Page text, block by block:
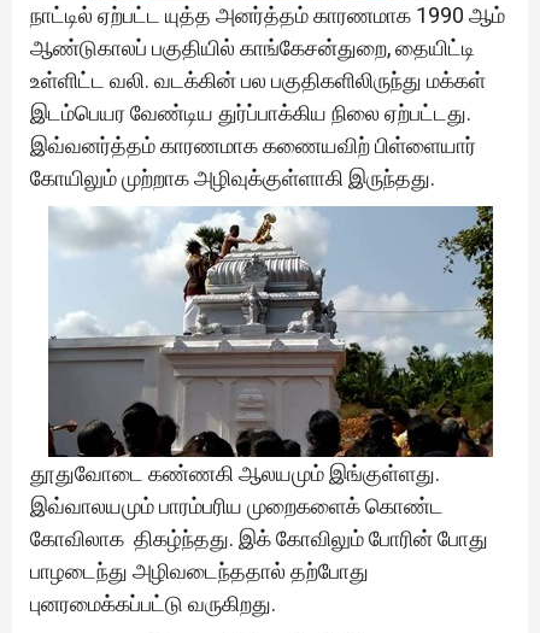
நாட்டில் ஏற்பட்ட யுத்த அனர்த்தம் காரணமாக 1990 ஆம்
ஆண்டுகாலப் பகுதியில் காங்கேசன்துறை, தையிட்டி
உள்ளிட்ட வலி. வடக்கின் பல பகுதிகளிலிருந்து மக்கள்
இடம்பெயர வேண்டிய துர்ப்பாக்கிய நிலை ஏற்பட்டது.
இவ்வனர்த்தம் காரணமாக கணையவிற் பிள்ளையார்
கோயிலும் முற்றாக அழிவுக்குள்ளாகி இருந்தது.
தூதுவோடை கண்ணகி ஆலயமும் இங்குள்ளது.
இவ்வாலயமும் பாரம்பரிய முறைகளைக் கொண்ட
கோவிலாக திகழ்ந்தது. இக் கோவிலும் போரின் போது
பாழடைந்து அழிவடைந்ததால் தற்போது
புனரமைக்கப்பட்டு வருகிறது.